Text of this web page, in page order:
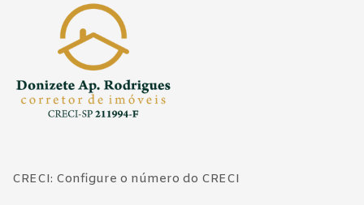
CRECI: Configure o número do CRECI